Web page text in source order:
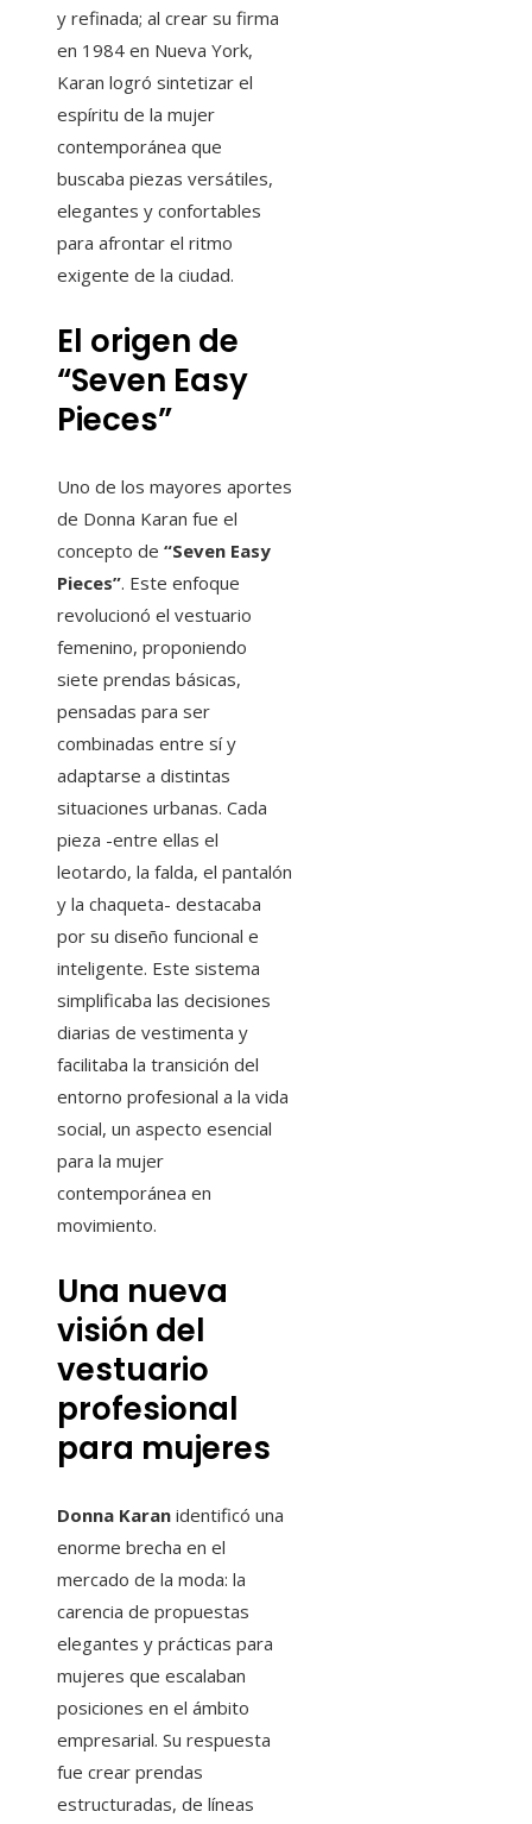
y refinada; al crear su firma
en 1984 en Nueva York,
Karan logró sintetizar el
espíritu de la mujer
contemporánea que
buscaba piezas versátiles,
elegantes y confortables
para afrontar el ritmo
exigente de la ciudad.
El origen de
“Seven Easy
Pieces”
Uno de los mayores aportes
de Donna Karan fue el
concepto de “Seven Easy
Pieces”. Este enfoque
revolucionó el vestuario
femenino, proponiendo
siete prendas básicas,
pensadas para ser
combinadas entre sí y
adaptarse a distintas
situaciones urbanas. Cada
pieza -entre ellas el
leotardo, la falda, el pantalón
y la chaqueta- destacaba
por su diseño funcional e
inteligente. Este sistema
simplificaba las decisiones
diarias de vestimenta y
facilitaba la transición del
entorno profesional a la vida
social, un aspecto esencial
para la mujer
contemporánea en
movimiento.
Una nueva
visión del
vestuario
profesional
para mujeres
Donna Karan identificó una
enorme brecha en el
mercado de la moda: la
carencia de propuestas
elegantes y prácticas para
mujeres que escalaban
posiciones en el ámbito
empresarial. Su respuesta
fue crear prendas
estructuradas, de líneas